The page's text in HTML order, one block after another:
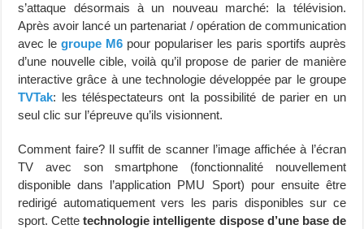
s’attaque désormais à un nouveau marché: la télévision.
Après avoir lancé un partenariat / opération de communication
avec legroupe M6 pour populariser les paris sportifs auprès
d’une nouvelle cible, voilà qu’il propose de parier de manière
interactive grâce à une technologie développée par le groupe
TVTak: les téléspectateurs ont la possibilité de parier en un
seul clic sur l’épreuve qu’ils visionnent.
Comment faire? Il suffit de scanner l’image affichée à l’écran
TV avec son smartphone (fonctionnalité nouvellement
disponible dans l’application PMU Sport) pour ensuite être
redirigé automatiquement vers les paris disponibles sur ce
sport. Cettetechnologie intelligente dispose d’une base de